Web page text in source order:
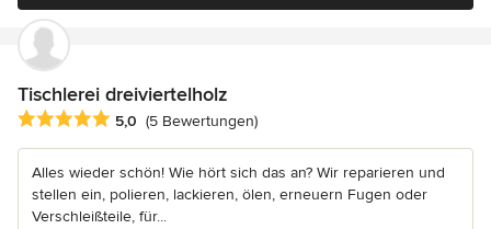
Tischlerei dreiviertelholz
Durchschnittliche Bewertung: 5 von 5 Sternen
5,0 (5 Bewertungen)
Alles wieder schön! Wie hört sich das an? Wir reparieren und
stellen ein, polieren, lackieren, ölen, erneuern Fugen oder
Verschleißteile, für...